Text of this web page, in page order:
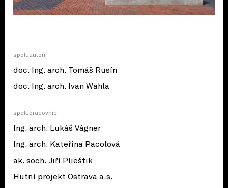
spoluautoři
doc. Ing. arch. Tomáš Rusín
doc. Ing. arch. Ivan Wahla
spolupracovníci
Ing. arch. Lukáš Vágner
Ing. arch. Kateřina Pacolová
ak. soch. Jiří Plieštik
Hutní projekt Ostrava a.s.